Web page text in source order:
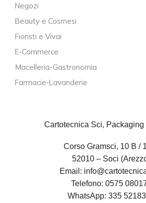
Negozi
Beauty e Cosmesi
Fioristi e Vivai
E-Commerce
Macelleria-Gastronomia
Farmacie-Lavanderie
Cartotecnica Sci, Packaging
Corso Gramsci, 10 B /
52010 – Soci
Email:
Telefono: 0575
WhatsApp: 335